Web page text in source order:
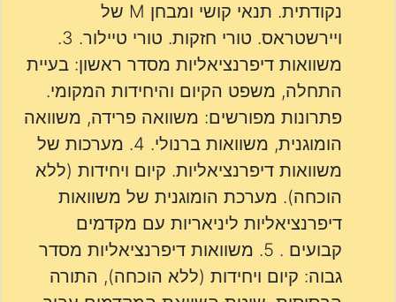
נקודתית. תנאי קושי ומבחן M של
ויירשטראס. טורי חזקות. טורי טיילור. 3.
משוואות דיפרנציאליות מסדר ראשון: בעיית
התחלה, משפט הקיום והיחידות המקומי.
פתרונות מפורשים: משוואה פרידה, משוואה
הומוגנית, משוואות ברנולי. 4. מערכות של
משוואות דיפרנציאליות. קיום ויחידות (ללא
הוכחה). מערכת הומוגנית של משוואות
דיפרנציאליות ליניאריות עם מקדמים
קבועים . 5. משוואות דיפרנציאליות מסדר
גבוה: קיום ויחידות (ללא הוכחה), התורה